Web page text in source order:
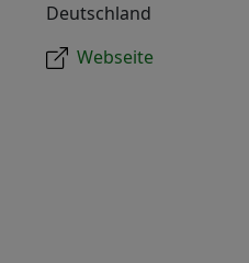
Deutschland
Webseite